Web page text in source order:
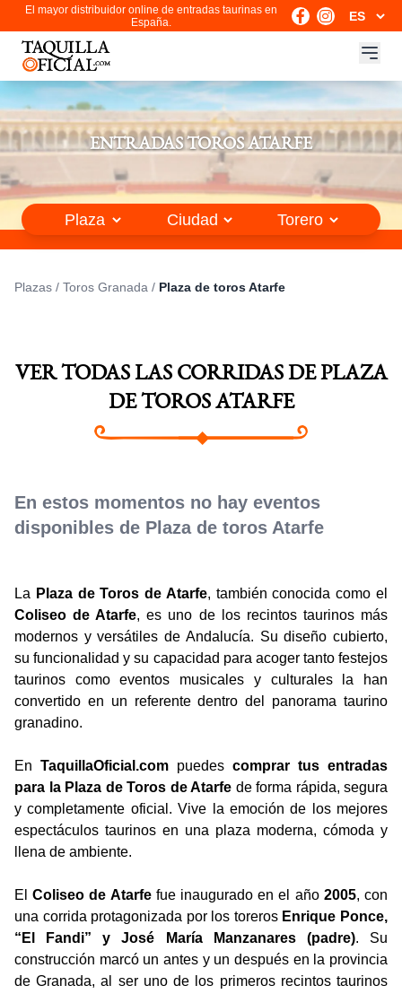
El mayor distribuidor online de entradas taurinas en
España.
ENTRADAS TOROS ATARFE
Plazas / Toros Granada / Plaza de toros Atarfe
VER TODAS LAS CORRIDAS DE PLAZA
DE TOROS ATARFE
En estos momentos no hay eventos
disponibles de Plaza de toros Atarfe
La Plaza de Toros de Atarfe, también conocida como el
Coliseo de Atarfe, es uno de los recintos taurinos más
modernos y versátiles de Andalucía. Su diseño cubierto,
su funcionalidad y su capacidad para acoger tanto festejos
taurinos como eventos musicales y culturales la han
convertido en un referente dentro del panorama taurino
granadino.
En TaquillaOficial.com puedes comprar tus entradas
para la Plaza de Toros de Atarfe de forma rápida, segura
y completamente oficial. Vive la emoción de los mejores
espectáculos taurinos en una plaza moderna, cómoda y
llena de ambiente.
ElColiseo de Atarfefue inaugurado en el año 2005, con
una corrida protagonizada por los toreros Enrique Ponce,
“El Fandi” y José María Manzanares (padre). Su
construcción marcó un antes y un después en la provincia
de Granada, al ser uno de los primeros recintos taurinos